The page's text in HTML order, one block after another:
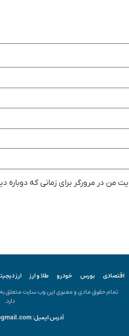
من در مرورگر برای زمانی که
اقتصادی بورس خودرو طلا و ارز ارز
مادی و معنوی این وب سایت متعلق به
دارد.
آدرس ایمیل: kiyanonline.ir@gmail.com